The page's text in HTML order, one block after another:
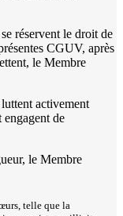
réservent le droit de
CGUV, après
le Membre
activement
de
le Membre
telle que la